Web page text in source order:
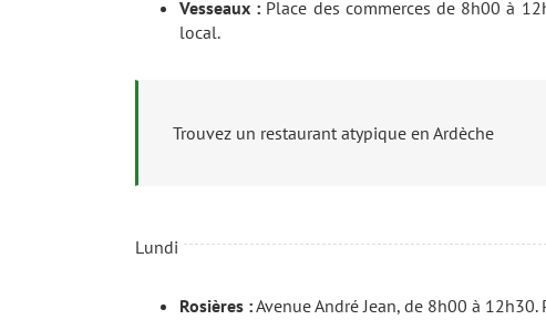
Vesseaux : Place des commerces de 8h00 à
local.
Trouvez un restaurant atypique en Ardèche
Lundi
Rosières :Avenue André Jean, de 8h00 à